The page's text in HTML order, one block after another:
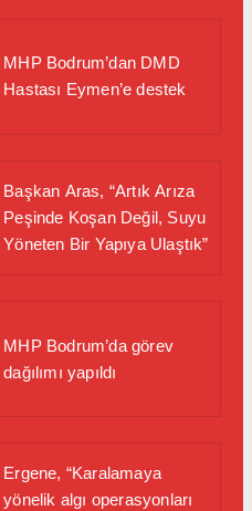
MHP Bodrum’dan DMD
Hastası Eymen’e destek
Başkan Aras, “Artık Arıza
Peşinde Koşan Değil, Suyu
Yöneten Bir Yapıya Ulaştık”
MHP Bodrum’da görev
dağılımı yapıldı
Ergene, “Karalamaya
yönelik algı operasyonları